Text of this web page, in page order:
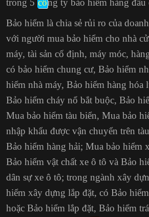
trong 5 công ty bảo hiểm hàng
Bảo hiểm là chia sẻ rủi ro của
với người mua bảo hiểm cho nhà
máy, tài sản cố định, máy móc,
có bảo hiểm chung cư, Bảo hiểm
hiểm nhà máy, Bảo hiểm hàng hóa
Bảo hiểm cháy nổ bắt buộc, Bảo
Mua bảo hiểm tàu biển, Mua bảo
nhập khẩu được vận chuyển trên
Bảo hiểm hàng hải; Mua bảo hiểm
Bảo hiểm vật chất xe ô tô và Bảo
dân sự xe ô tô; trong ngành xây
hiểm xây dựng lắp đặt, có Bảo
hoặc Bảo hiểm lắp đặt, Bảo hiểm